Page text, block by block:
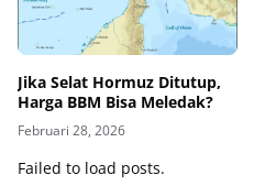
Jika Selat Hormuz Ditutup,
Harga BBM Bisa Meledak?
Februari 28, 2026
Failed to load posts.